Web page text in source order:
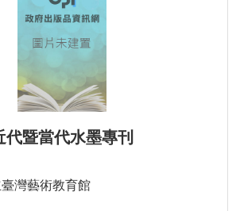
暨當代水墨專刊
臺灣藝術教育館